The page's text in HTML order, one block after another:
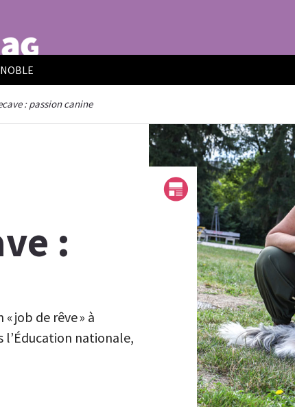
: passion canine
:
job de rêve » à
l’Éducation nationale,